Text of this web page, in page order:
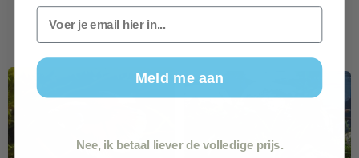
Email
Meld me aan
Nee, ik betaal liever de volledige prijs.